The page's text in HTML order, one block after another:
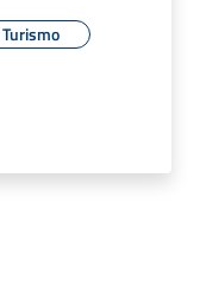
Turismo